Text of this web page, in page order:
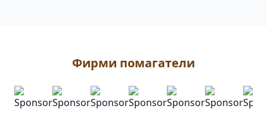
Фирми помагатели